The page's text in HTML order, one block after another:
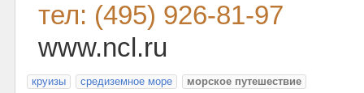
тел: (495) 926-81-97
www.ncl.ru
круизы средиземное море морское путешествие